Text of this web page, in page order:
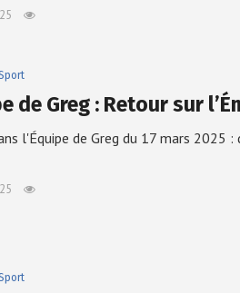
de Greg : Retour sur
l'Équipe de Greg du 17 mars 2025